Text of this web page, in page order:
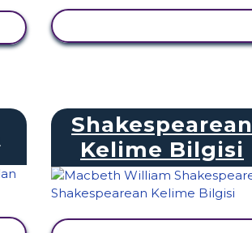
Shakespearean
Kelime Bilgisi